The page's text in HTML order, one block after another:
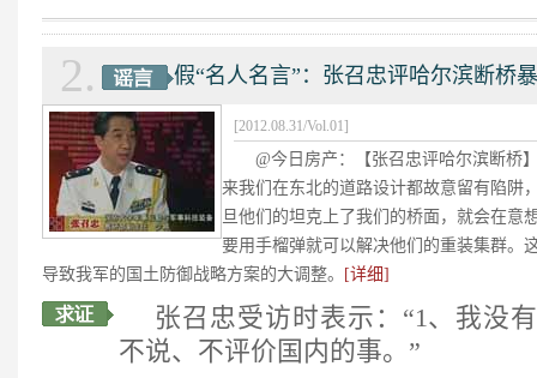
2. 假“名人名言”：张召忠评哈尔滨断桥
[2012.08.31/Vol.01]
@今日房产：【张召忠评哈尔滨断桥
来我们在东北的道路设计都故意留有陷阱
旦他们的坦克上了我们的桥面，就会在意
要用手榴弹就可以解决他们的重装集群。
导致我军的国土防御战略方案的大调整。
[详细]
张召忠受访时表示：“1、我没
不说、不评价国内的事。”